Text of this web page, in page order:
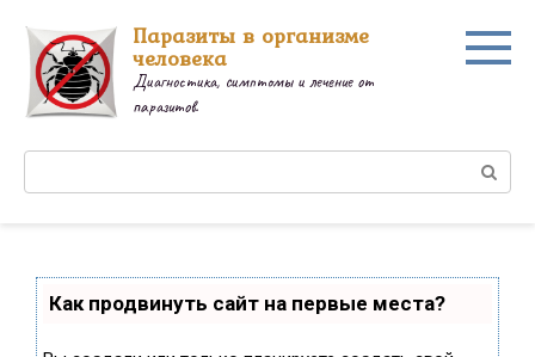
контенту
Паразиты в организме
человека
Диагностика, симптомы и лечение от
паразитов.
Как продвинуть сайт на первые места?